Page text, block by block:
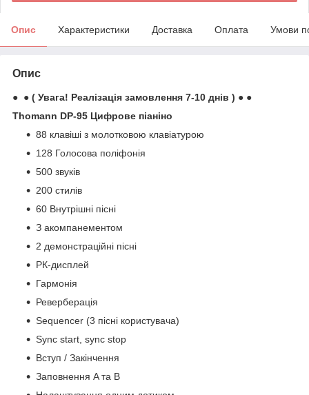
Опис Характеристики Доставка Оплата Умови
Опис
● ● ( Увага! Реалізація замовлення 7-10 днів ) ● ●
Thomann DP-95 Цифрове піаніно
88 клавіші з молотковою клавіатурою
128 Голосова поліфонія
500 звуків
200 стилів
60 Внутрішні пісні
З акомпанементом
2 демонстраційні пісні
РК-дисплей
Гармонія
Реверберація
Sequencer (3 пісні користувача)
Sync start, sync stop
Вступ / Закінчення
Заповнення A та B